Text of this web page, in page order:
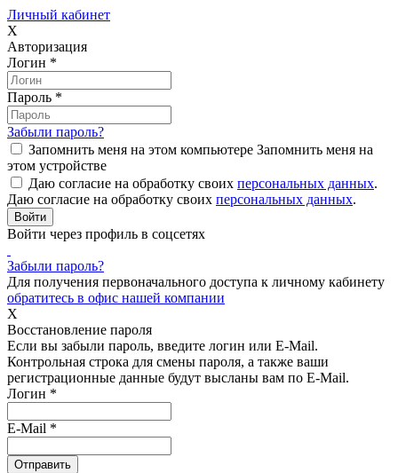
Личный кабинет
X
Авторизация
Логин *
Пароль *
Забыли пароль?
Запомнить меня на этом компьютере Запомнить меня на
этом устройстве
Даю согласие на обработку своих персональных данных.
Даю согласие на обработку своих персональных данных.
Войти через профиль в соцсетях
Забыли пароль?
Для получения первоначального доступа к личному кабинету
обратитесь в офис нашей компании
X
Восстановление пароля
Если вы забыли пароль, введите логин или E-Mail.
Контрольная строка для смены пароля, а также ваши
регистрационные данные будут высланы вам по E-Mail.
Логин *
E-Mail *